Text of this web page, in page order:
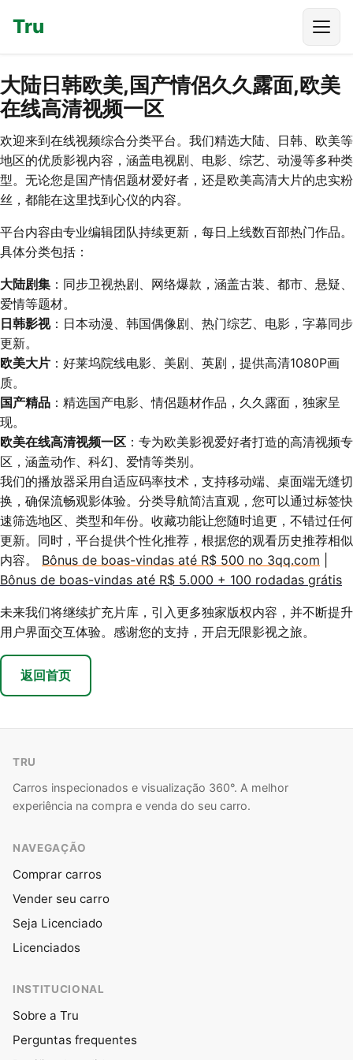
Tru
大陆日韩欧美,国产情侶久久露面,欧美
在线高清视频一区
欢迎来到在线视频综合分类平台。我们精选大陆、日韩、欧美等
地区的优质影视内容，涵盖电视剧、电影、综艺、动漫等多种类
型。无论您是国产情侶题材爱好者，还是欧美高清大片的忠实粉
丝，都能在这里找到心仪的内容。
平台内容由专业编辑团队持续更新，每日上线数百部热门作品。
具体分类包括：
大陆剧集 ：同步卫视热剧、网络爆款，涵盖古装、都市、悬疑、
爱情等题材。
日韩影视：日本动漫、韩国偶像剧、热门综艺、电影，字幕同步
更新。
欧美大片 ：好莱坞院线电影、美剧、英剧，提供高清1080P画
质。
国产精品 ：精选国产电影、情侶题材作品，久久露面，独家呈
现。
欧美在线高清视频一区 ：专为欧美影视爱好者打造的高清视频专
区，涵盖动作、科幻、爱情等类别。
我们的播放器采用自适应码率技术，支持移动端、桌面端无缝切
换，确保流畅观影体验。分类导航简洁直观，您可以通过标签快
速筛选地区、类型和年份。收藏功能让您随时追更，不错过任何
更新。同时，平台提供个性化推荐，根据您的观看历史推荐相似
内容。 Bônus de boas-vindas até R$ 500 no 3qq.com
Bônus de boas-vindas até R$ 5.000 + 100 rodadas grátis
未来我们将继续扩充片库，引入更多独家版权内容，并不断提升
用户界面交互体验。感谢您的支持，开启无限影视之旅。
返回首页
TRU
Carros inspecionados e visualização 360°. A melhor
experiência na compra e venda do seu carro.
NAVEGAÇÃO
Comprar carros
Vender seu carro
Seja Licenciado
Licenciados
INSTITUCIONAL
Sobre a Tru
Perguntas frequentes